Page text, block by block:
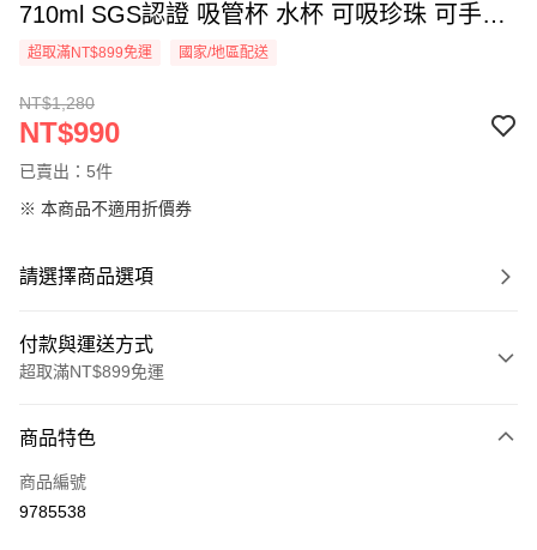
710ml SGS認證 吸管杯 水杯 可吸珍珠 可手提
水壺 隨行杯 杯子 環保杯 UNIHE
超取滿NT$899免運 國家/地區配送
NT$1,280
NT$990
已賣出：5件
※ 本商品不適用折價券
請選擇商品選項
付款與運送方式
超取滿NT$899免運
信用卡一次付款
信用卡分期付款
商品特色
商品編號
9785538